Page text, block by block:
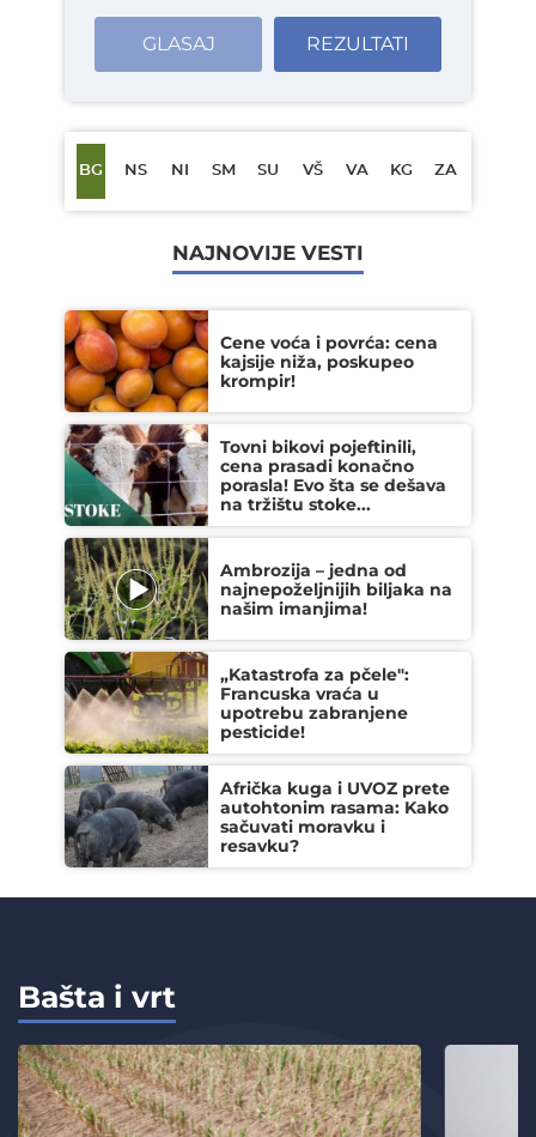
GLASAJ REZULTATI
BG NS NI SM SU VŠ VA KG ZA
NAJNOVIJE VESTI
Cene voća i povrća: cena
kajsije niža, poskupeo
krompir!
Tovni bikovi pojeftinili,
cena prasadi konačno
porasla! Evo šta se dešava
na tržištu stoke...
Ambrozija – jedna od
najnepoželjnijih biljaka na
našim imanjima!
„Katastrofa za pčele":
Francuska vraća u
upotrebu zabranjene
pesticide!
Afrička kuga i UVOZ prete
autohtonim rasama: Kako
sačuvati moravku i
resavku?
Bašta i vrt